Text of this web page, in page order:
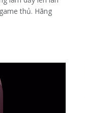
thủ. Hãng